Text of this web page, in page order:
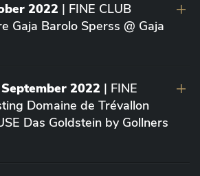
2022 | FINE CLUB
Gaja Barolo Sperss @ Gaja
2022 | FINE
Domaine de Trévallon
Das Goldstein by Gollners